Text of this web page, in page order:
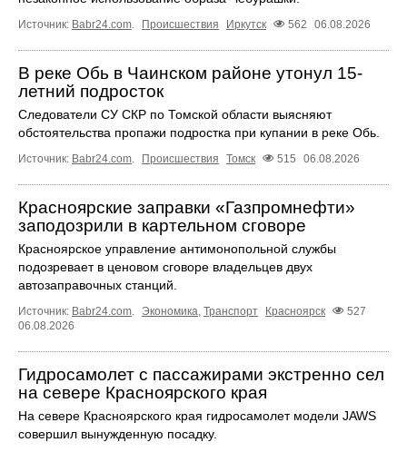
Источник: Babr24.com. Происшествия Иркутск 562 06.08.2026
В реке Обь в Чаинском районе утонул 15-
летний подросток
Следователи СУ СКР по Томской области выясняют
обстоятельства пропажи подростка при купании в реке Обь.
Источник: Babr24.com. Происшествия Томск 515 06.08.2026
Красноярские заправки «Газпромнефти»
заподозрили в картельном сговоре
Красноярское управление антимонопольной службы
подозревает в ценовом сговоре владельцев двух
автозаправочных станций.
Источник: Babr24.com. Экономика, Транспорт Красноярск
527
06.08.2026
Гидросамолет с пассажирами экстренно сел
на севере Красноярского края
На севере Красноярского края гидросамолет модели JAWS
совершил вынужденную посадку.